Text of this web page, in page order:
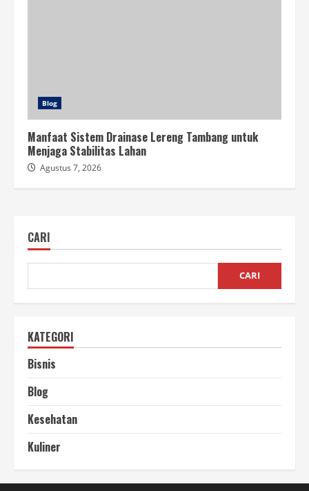
Blog
Manfaat Sistem Drainase Lereng Tambang untuk
Menjaga Stabilitas Lahan
Agustus 7, 2026
CARI
CARI
KATEGORI
Bisnis
Blog
Kesehatan
Kuliner